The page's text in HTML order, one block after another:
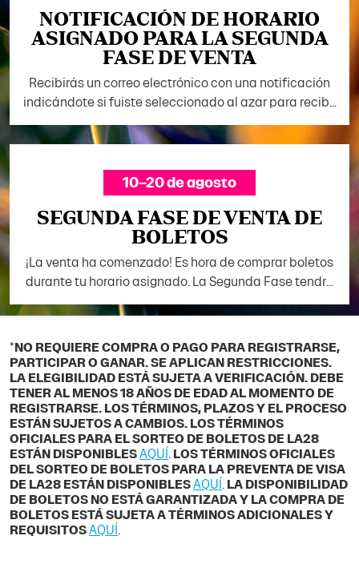
NOTIFICACIÓN DE HORARIO
ASIGNADO PARA LA SEGUNDA
FASE DE VENTA
Recibirás un correo electrónico con una notificación
indicándote si fuiste seleccionado al azar para recibir
Si te asignan un horario asignado para la Segunda
sobre la fecha, la hora y la duración de tu horario
asignado.
10–20 de agosto
SEGUNDA FASE DE VENTA DE
BOLETOS
¡La venta ha comenzado! Es hora de comprar boletos
durante tu horario asignado. La Segunda Fase tendrá
Accessible, hasta agotar existencias*.
*NO REQUIERE COMPRA O PAGO PARA REGISTRARSE,
PARTICIPAR O GANAR. SE APLICAN RESTRICCIONES.
LA ELEGIBILIDAD ESTÁ SUJETA A VERIFICACIÓN. DEBE
TENER AL MENOS 18 AÑOS DE EDAD AL MOMENTO DE
REGISTRARSE. LOS TÉRMINOS, PLAZOS Y EL PROCESO
ESTÁN SUJETOS A CAMBIOS. LOS TÉRMINOS
OFICIALES PARA EL SORTEO DE BOLETOS DE LA28
ESTÁN DISPONIBLESAQUÍ . LOS TÉRMINOS OFICIALES
DEL SORTEO DE BOLETOS PARA LA PREVENTA DE VISA
DE LA28 ESTÁN DISPONIBLESAQUÍ . LA DISPONIBILIDAD
DE BOLETOS NO ESTÁ GARANTIZADA Y LA COMPRA DE
BOLETOS ESTÁ SUJETA A TÉRMINOS ADICIONALES Y
REQUISITOSAQUÍ .